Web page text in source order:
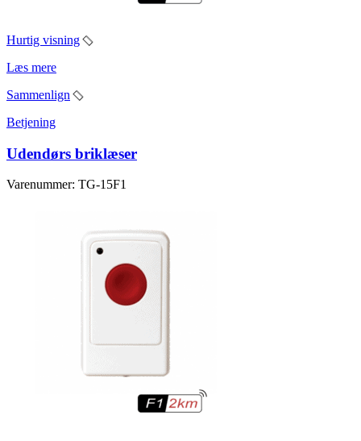
Hurtig visning
Læs mere
Sammenlign
Betjening
Udendørs briklæser
Varenummer: TG-15F1